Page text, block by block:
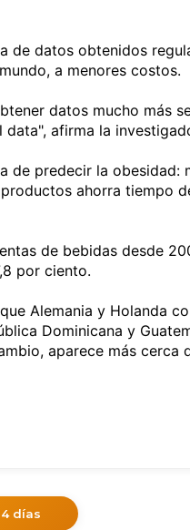
de datos obtenidos
a menores costos.
datos mucho más
afirma la
predecir la obesidad:
ahorra tiempo
de bebidas desde
por ciento.
Alemania y Holanda
Dominicana y
aparece más cerca
días